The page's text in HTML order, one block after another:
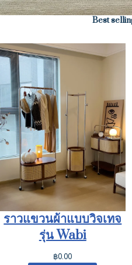
Best
ราวแขวนผ้าแบบวิจเทจ
รุ่น Wabi
฿0.00